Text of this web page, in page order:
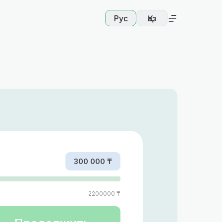
Рус Қаз
300 000 ₸
2200000 ₸